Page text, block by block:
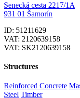
Senecká cesta 2217/1A
931 01 Šamorín
ID: 51211629
VAT: 2120639158
VAT: SK2120639158
Structures
Reinforced Concrete
Steel Timber